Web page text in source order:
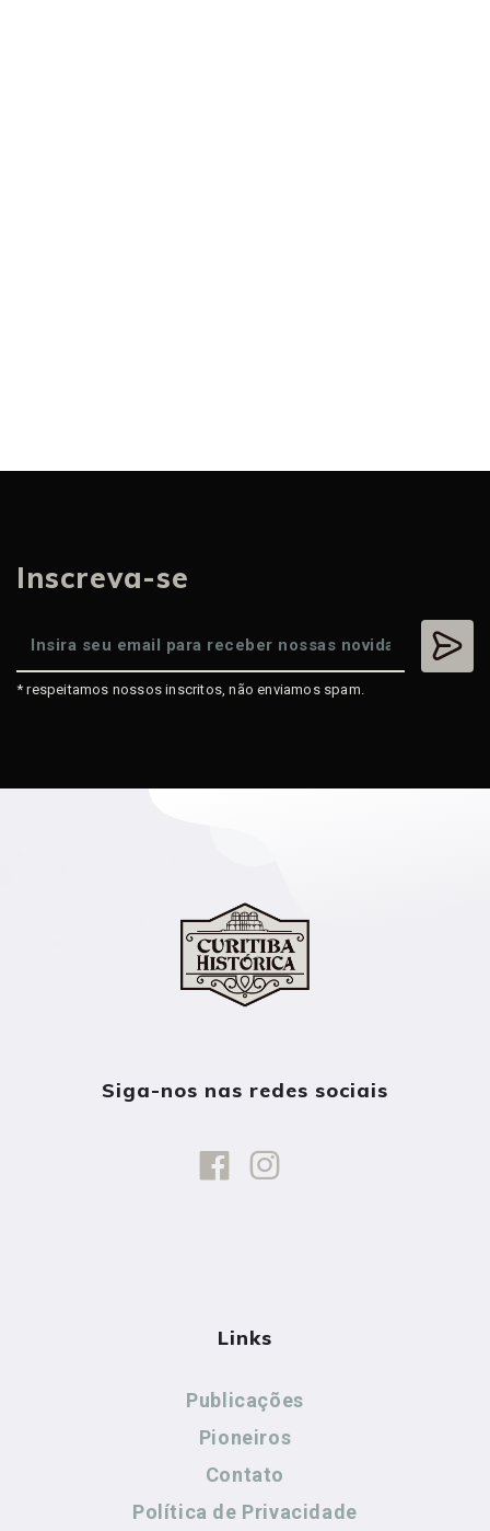
Inscreva-se
* respeitamos nossos inscritos, não enviamos spam.
Siga-nos nas redes sociais
Links
Publicações
Pioneiros
Contato
Política de Privacidade